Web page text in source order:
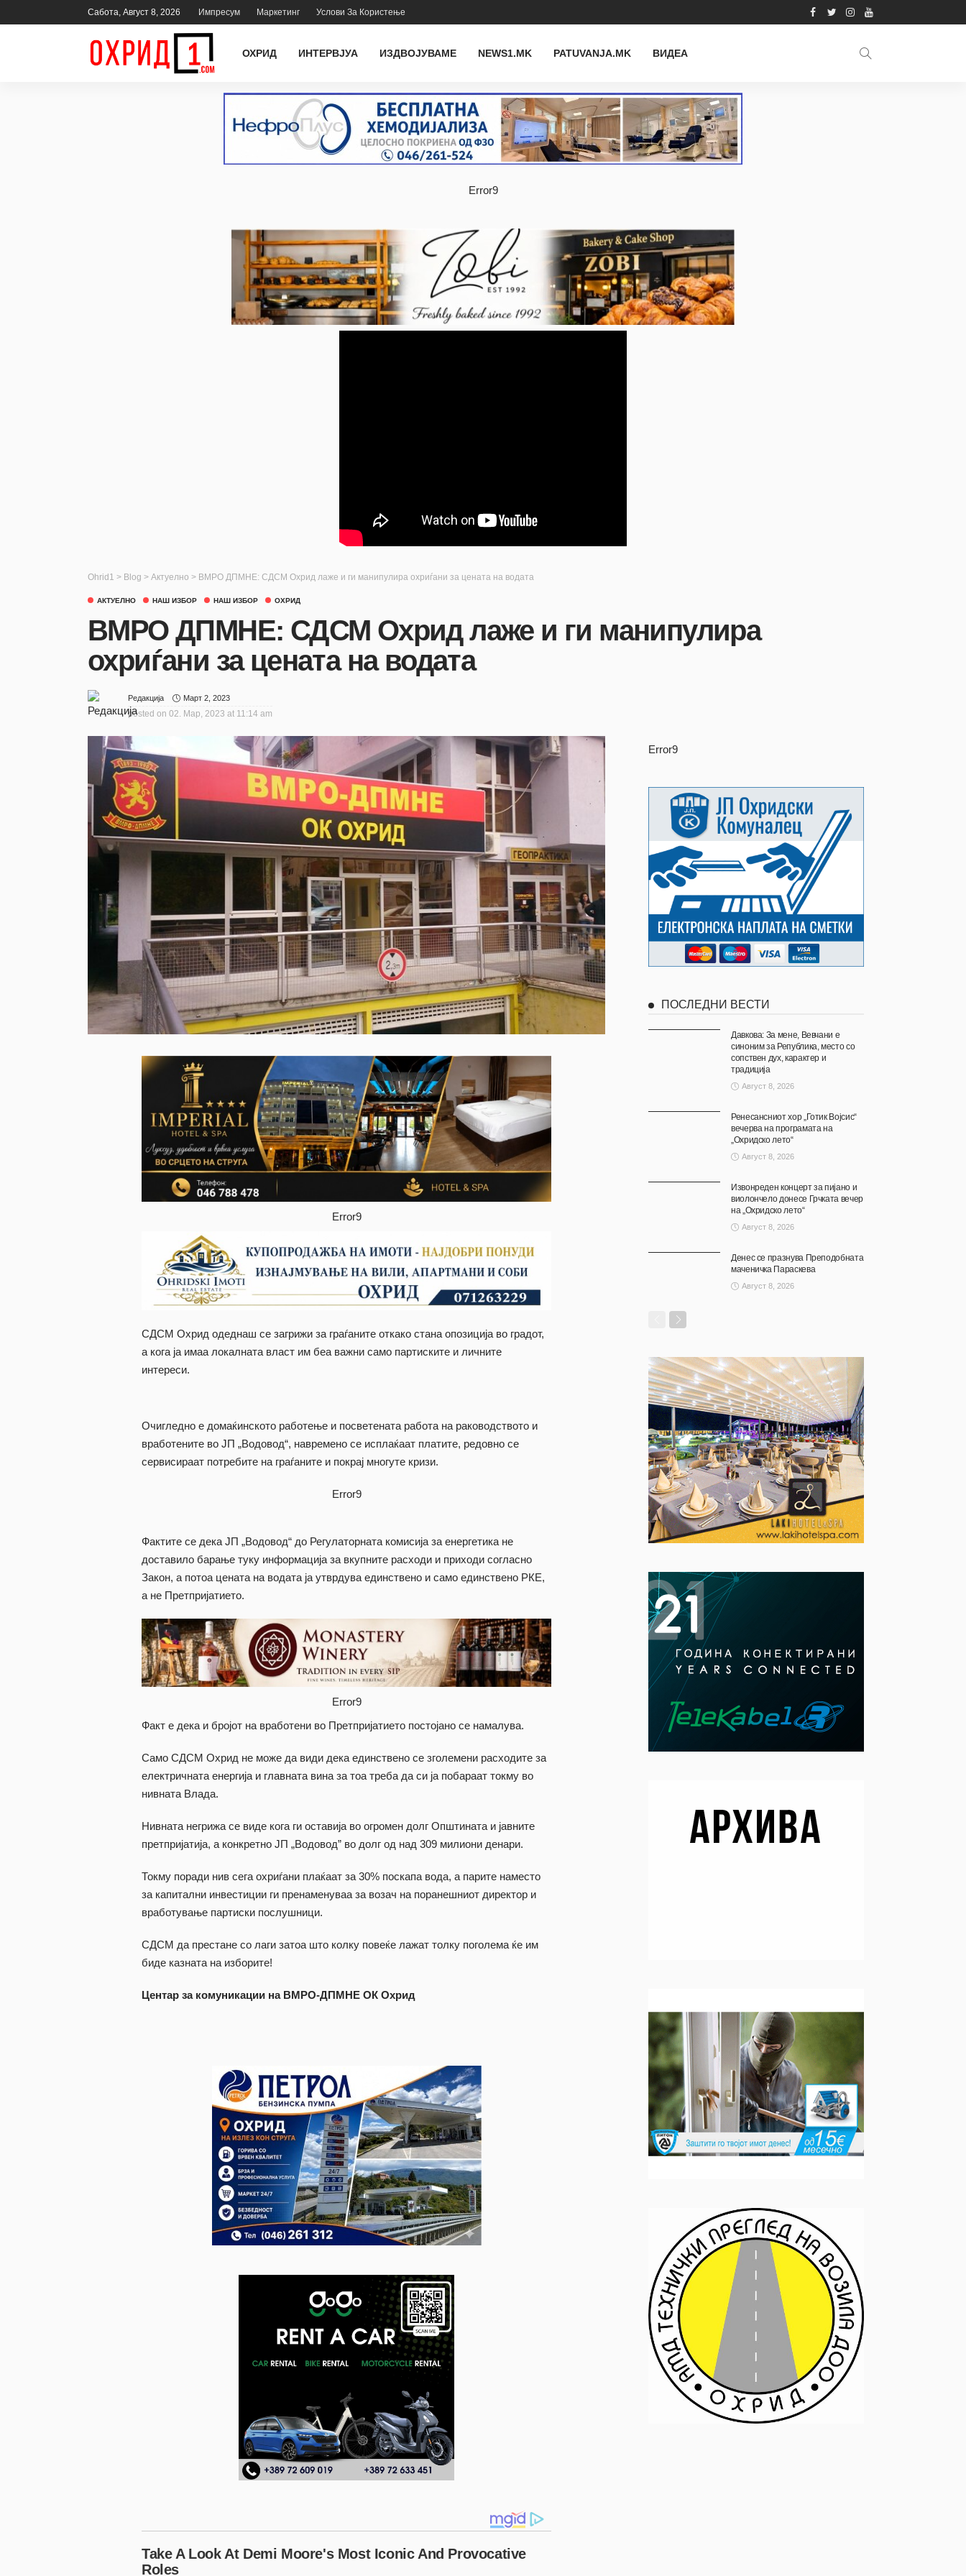
Сабота, Август 8, 2026 Импресум Маркетинг Услови За Користење
ОХРИД ИНТЕРВЈУА ИЗДВОЈУВАМЕ NEWS1.MK PATUVANJA.MK ВИДЕА
Error9
Ohrid1 > Blog > Актуелно > ВМРО ДПМНЕ: СДСМ Охрид лаже и ги манипулира охриѓани за цената на водата
АКТУЕЛНО НАШ ИЗБОР НАШ ИЗБОР ОХРИД
ВМРО ДПМНЕ: СДСМ Охрид лаже и ги манипулира
охриѓани за цената на водата
Редакција Март 2, 2023
posted on 02. Мар, 2023 at 11:14 am
Error9
СДСМ Охрид одеднаш се загрижи за граѓаните откако стана опозиција во градот,
а кога ја имаа локалната власт им беа важни само партиските и личните
интереси.
Очигледно е домаќинското работење и посветената работа на раководството и
вработените во ЈП „Водовод“, навремено се исплаќаат платите, редовно се
сервисираат потребите на граѓаните и покрај многуте кризи.
Error9
Фактите се дека ЈП „Водовод“ до Регулаторната комисија за енергетика не
доставило барање туку информација за вкупните расходи и приходи согласно
Закон, а потоа цената на водата ја утврдува единствено и само единствено РКЕ,
а не Претпријатието.
Error9
Факт е дека и бројот на вработени во Претпријатието постојано се намалува.
Само СДСМ Охрид не може да види дека единствено се зголемени расходите за
електричната енергија и главната вина за тоа треба да си ја побараат токму во
нивната Влада.
Нивната негрижа се виде кога ги оставија во огромен долг Општината и јавните
претпријатија, а конкретно ЈП „Водовод” во долг од над 309 милиони денари.
Токму поради нив сега охриѓани плаќаат за 30% поскапа вода, а парите наместо
за капитални инвестиции ги пренаменуваа за возач на поранешниот директор и
вработување партиски послушници.
СДСМ да престане со лаги затоа што колку повеќе лажат толку поголема ќе им
биде казната на изборите!
Центар за комуникации на ВМРО-ДПМНЕ ОК Охрид
Error9
ПОСЛЕДНИ ВЕСТИ
Давкова: За мене, Вевчани е
синоним за Република, место со
сопствен дух, карактер и
традиција
Август 8, 2026
Ренесансниот хор „Готик Војсис“
вечерва на програмата на
„Охридско лето“
Август 8, 2026
Извонреден концерт за пијано и
виолончело донесе Грчката вечер
на „Охридско лето“
Август 8, 2026
Денес се празнува Преподобната
маченичка Параскева
Август 8, 2026